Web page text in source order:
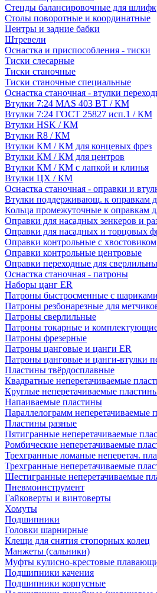
Стенды балансировочные для
Столы поворотные и координатные
Центры и задние бабки
Штревели
Оснастка и приспособления - тиски
Тиски слесарные
Тиски станочные
Тиски станочные специальные
Оснастка станочная - втулки
Втулки 7:24 MAS 403 BT / КМ
Втулки 7:24 ГОСТ 25827 исп.1 / КМ
Втулки HSK / КМ
Втулки R8 / КМ
Втулки КМ / КМ для концевых фрез
Втулки КМ / КМ для центров
Втулки КМ / КМ с лапкой и клинья
Втулки ЦХ / КМ
Оснастка станочная - оправки и
Втулки поддерживающ. к оправкам
Кольца промежуточные к оправкам
Оправки для насадных зенкеров и
Оправки для насадных и торцовых
Оправки контрольные с хвостовиком
Оправки контрольные центровые
Оправки переходные для
Оснастка станочная - патроны
Наборы цанг ER
Патроны быстросменные с шариками
Патроны резбонарезные для
Патроны сверлильные
Патроны токарные и
Патроны фрезерные
Патроны цанговые и цанги ER
Патроны цанговые и цанги-втулки
Пластины твёрдосплавные
Квадратные неперетачиваемые
Круглые неперетачиваемые
Напаиваемые пластины
Параллелограмм неперетачиваемые
Пластины разные
Пятигранные неперетачиваемые
Ромбические неперетачиваемые
Трехгранные ломаные неперетач.
Трехгранные неперетачиваемые
Шестигранные неперетачиваемые
Пневмоинструмент
Гайковерты и винтоверты
Хомуты
Подшипники
Головки шарнирные
Клещи для снятия стопорных колец
Манжеты (сальники)
Муфты кулисно-крестовые
Подшипники качения
Подшипники корпусные